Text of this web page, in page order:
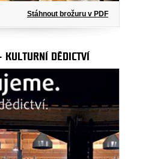
Stáhnout brožuru v PDF
KULTURNÍ DĚDICTVÍ